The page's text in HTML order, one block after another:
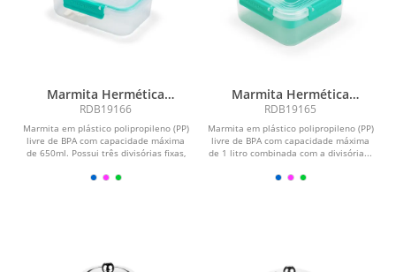
Marmita Hermética
Plástico 650ml
RDB19166
Marmita em plástico polipropileno (PP)
livre de BPA com capacidade máxima
de 650ml. Possui três divisórias fixas,
Marmita Hermética
Plástico 1L
RDB19165
Marmita em plástico polipropileno (PP)
livre de BPA com capacidade máxima
de 1 litro combinada com a divisória...